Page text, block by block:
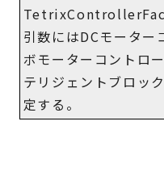
引数にはDCモーター
ボモーターコントロ
テリジェントブロッ
定する。